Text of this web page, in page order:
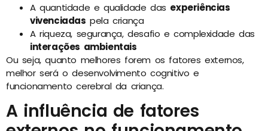
A quantidade e qualidade das experiências
vivenciadas pela criança
A riqueza, segurança, desafio e complexidade das
interações ambientais
Ou seja, quanto melhores forem os fatores externos,
melhor será o desenvolvimento cognitivo e
funcionamento cerebral da criança.
A influência de fatores